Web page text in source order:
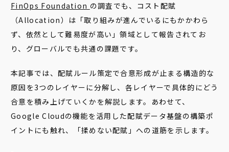
FinOps Foundation の調査でも、コスト配賦
（Allocation）は「取り組みが進んでいるにもかかわら
ず、依然として難易度が高い」領域として報告されてお
り、グローバルでも共通の課題です。
本記事では、配賦ルール策定で合意形成が止まる構造的な
原因を3つのレイヤーに分解し、各レイヤーで具体的にどう
合意を積み上げていくかを解説します。あわせて、
Google Cloudの機能を活用した配賦データ基盤の構築ポ
イントにも触れ、「揉めない配賦」への道筋を示します。